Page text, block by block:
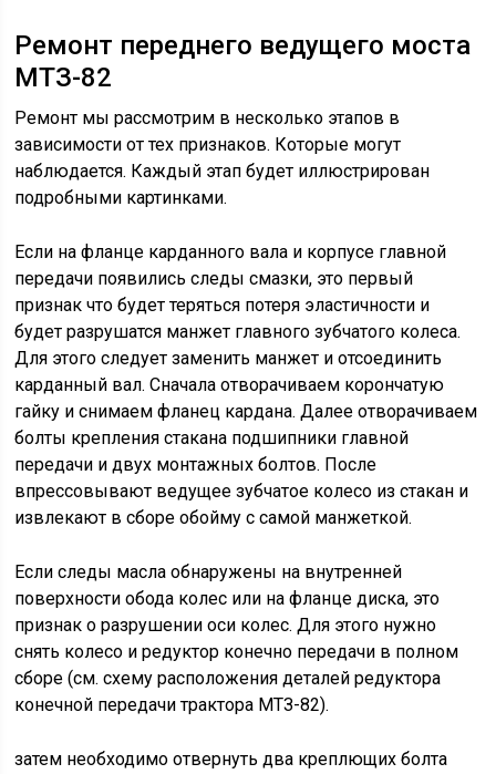
Ремонт переднего ведущего моста
МТЗ-82
Ремонт мы рассмотрим в несколько этапов в
зависимости от тех признаков. Которые могут
наблюдается. Каждый этап будет иллюстрирован
подробными картинками.
Если на фланце карданного вала и корпусе главной
передачи появились следы смазки, это первый
признак что будет теряться потеря эластичности и
будет разрушатся манжет главного зубчатого колеса.
Для этого следует заменить манжет и отсоединить
карданный вал. Сначала отворачиваем корончатую
гайку и снимаем фланец кардана. Далее отворачиваем
болты крепления стакана подшипники главной
передачи и двух монтажных болтов. После
впрессовывают ведущее зубчатое колесо из стакан и
извлекают в сборе обойму с самой манжеткой.
Если следы масла обнаружены на внутренней
поверхности обода колес или на фланце диска, это
признак о разрушении оси колес. Для этого нужно
снять колесо и редуктор конечно передачи в полном
сборе (см. схему расположения деталей редуктора
конечной передачи трактора МТЗ-82).
затем необходимо отвернуть два креплющих болта